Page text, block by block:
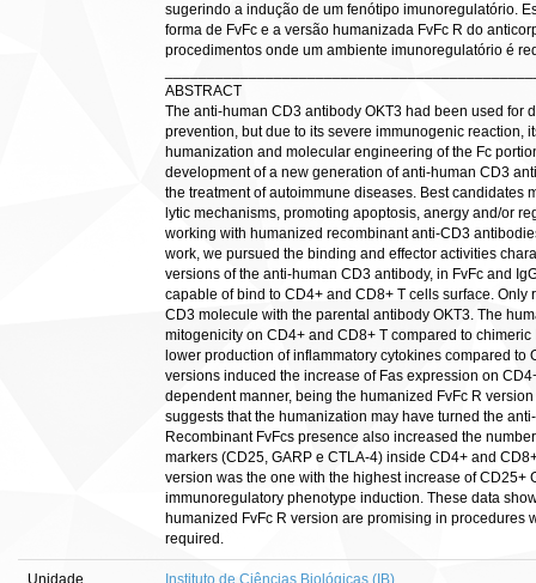
sugerindo a indução de um fenótipo imunoregulatório.
forma de FvFc e a versão humanizada FvFc R do
procedimentos onde um ambiente imunoregulatório é
ABSTRACT
The anti-human CD3 antibody OKT3 had been used for
prevention, but due to its severe immunogenic reaction,
humanization and molecular engineering of the Fc
development of a new generation of anti-human CD3
the treatment of autoimmune diseases. Best candidates
lytic mechanisms, promoting apoptosis, anergy and/or
working with humanized recombinant anti-CD3
work, we pursued the binding and effector activities
versions of the anti-human CD3 antibody, in FvFc and
capable of bind to CD4+ and CD8+ T cells surface.
CD3 molecule with the parental antibody OKT3. The
mitogenicity on CD4+ and CD8+ T compared to
lower production of inflammatory cytokines compared to
versions induced the increase of Fas expression on
dependent manner, being the humanized FvFc R
suggests that the humanization may have turned the
Recombinant FvFcs presence also increased the
markers (CD25, GARP e CTLA-4) inside CD4+ and
version was the one with the highest increase of CD25+
immunoregulatory phenotype induction. These data
humanized FvFc R version are promising in procedures
required.
Unidade
Instituto de Ciências Biológicas (IB)